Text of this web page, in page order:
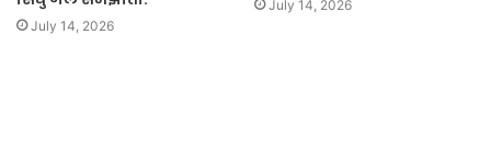
July 14, 2026
July 14, 2026